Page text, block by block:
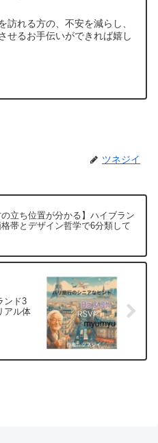
訪れる方の、不安を減らし、
せるお手伝いができれば嬉し
ツネジイ
の立ち位置が分かる】ハイブラン
格帯とデザイン哲学で6分類して
ンド3
アル体